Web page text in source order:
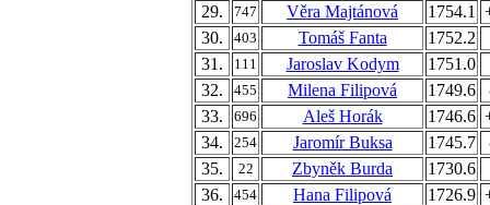
29.
747 Věra Majtánová 1754.1
30.
403 Tomáš Fanta
1752.2
31.
111 Jaroslav Kodym
1751.0
32.
455 Milena Filipová 1749.6
33.
696 Aleš Horák 1746.6
34.
254 Jaromír Buksa 1745.7
35.
22 Zbyněk Burda
1730.6
36.
454 Hana Filipová 1726.9